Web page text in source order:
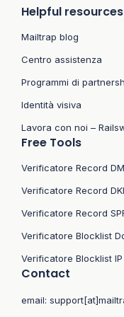
Helpful resources
Mailtrap blog
Centro assistenza
Programmi di
Identità visiva
Lavora con noi –
Free Tools
Verificatore Record
Verificatore Record
Verificatore Record
Verificatore Blocklist
Verificatore Blocklist IP
Contact
email: